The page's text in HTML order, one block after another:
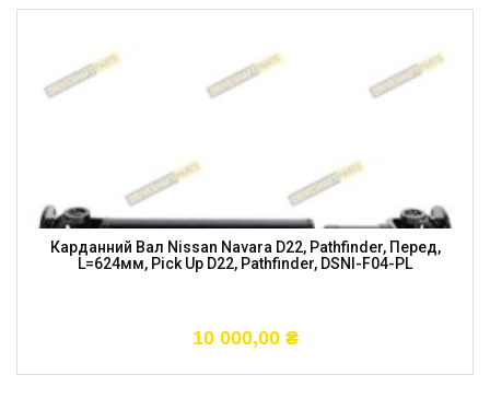
Карданний Вал Nissan Navara D22, Pathfinder, Перед,
L=624мм, Pick Up D22, Pathfinder, DSNI-F04-PL
10 000,00 ₴